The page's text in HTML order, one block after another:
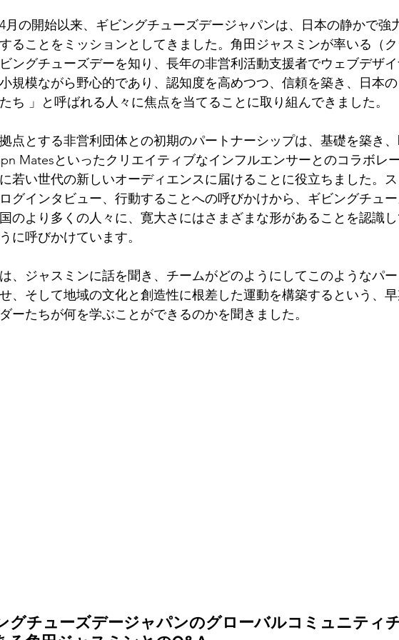
月の開始以来、ギビングチューズデージャパンは、日本の静かで強
ることをミッションとしてきました。角田ジャスミンが率いる（
ングチューズデーを知り、長年の非営利活動支援者でウェブデザ
規模ながら野心的であり、認知度を高めつつ、信頼を築き、日本
ち 」と呼ばれる人々に焦点を当てることに取り組んできました。
点とする非営利団体との初期のパートナーシップは、基礎を築き
Matesといったクリエイティブなインフルエンサーとのコラボレ
若い世代の新しいオーディエンスに届けることに役立ちました。
グインタビュー、行動することへの呼びかけから、ギビングチュ
のより多くの人々に、寛大さにはさまざまな形があることを認識
に呼びかけています。
、ジャスミンに話を聞き、チームがどのようにしてこのようなパ
、そして地域の文化と創造性に根差した運動を構築するという、
ーたちが何を学ぶことができるのかを聞きました。
グチューズデージャパンのグローバルコミュニティ